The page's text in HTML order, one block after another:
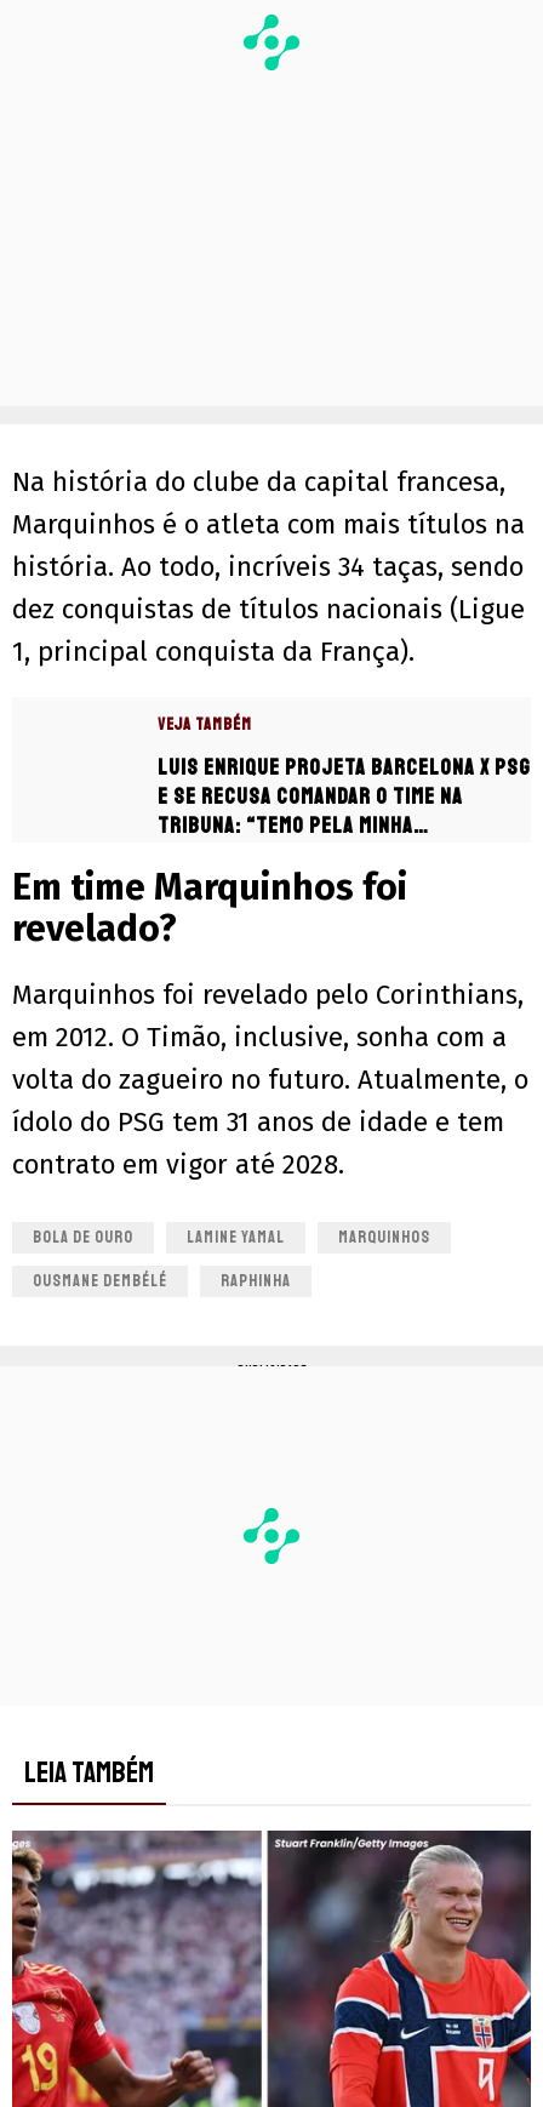
Na história do clube da capital francesa,
Marquinhos é o atleta com mais títulos na
história. Ao todo, incríveis 34 taças, sendo
dez conquistas de títulos nacionais (Ligue
1, principal conquista da França).
VEJA TAMBÉM
Luis Enrique projeta Barcelona x PSG
e se recusa comandar o time na
tribuna: “Temo pela minha
Em time Marquinhos foi
revelado?
Marquinhos foi revelado pelo Corinthians,
em 2012. O Timão, inclusive, sonha com a
volta do zagueiro no futuro. Atualmente, o
ídolo do PSG tem 31 anos de idade e tem
contrato em vigor até 2028.
BOLA DE OURO LAMINE YAMAL MARQUINHOS
OUSMANE DEMBÉLÉ RAPHINHA
PUBLICIDADE
LEIA TAMBÉM